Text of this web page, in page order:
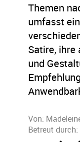
Themen
umfasst
Satire, ihre
und
Von:
Betreut durch: